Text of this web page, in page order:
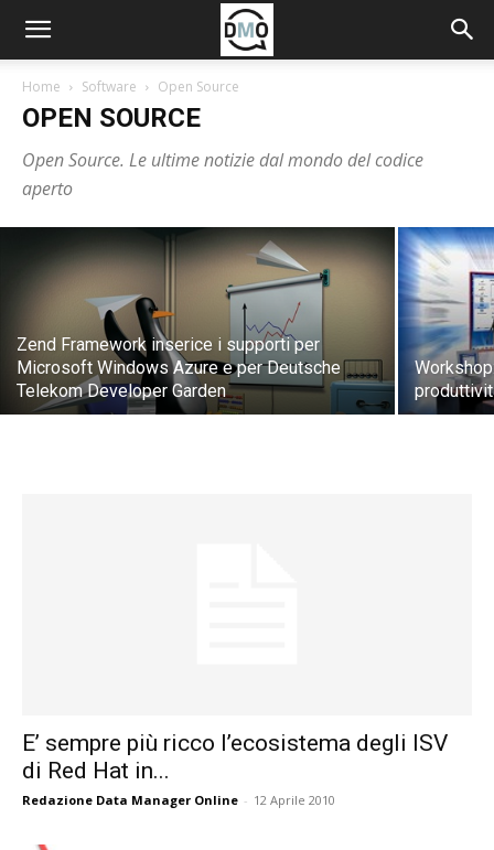
Home Software Open Source
OPEN SOURCE
Open Source. Le ultime notizie dal mondo del codice
aperto
Red Hat presenta Red Hat Cloud Suite
for Applications
Redazione Data Manager Online
Zend Framework inserice i supporti per
Microsoft Windows Azure e per Deutsche
Telekom Developer Garden
E’ sempre più ricco l’ecosistema degli ISV
di Red Hat in...
Redazione Data Manager Online - 12 Aprile 2010